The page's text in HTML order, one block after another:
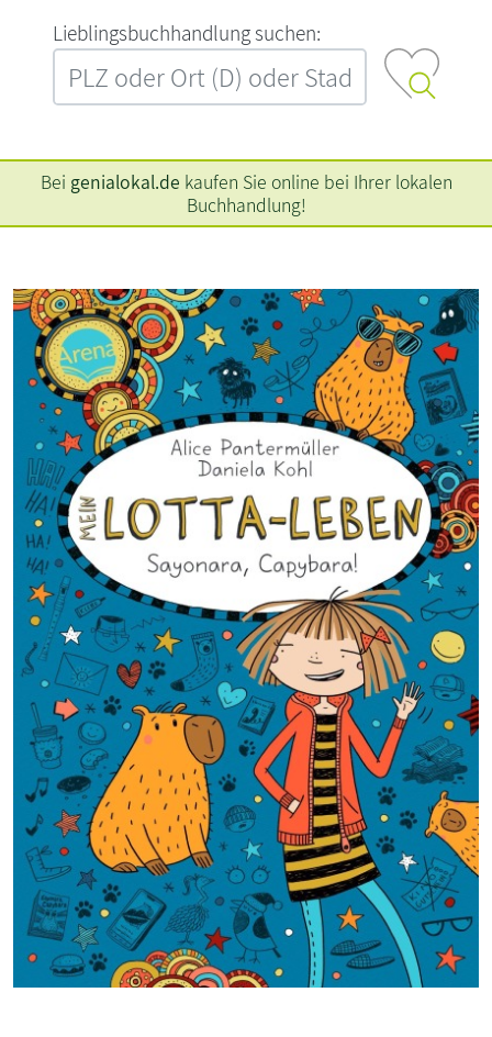
L‍i‍e‍b‍l‍i‍n‍g‍s‍b‍u‍c‍h‍h‍a‍n‍d‍l‍u‍n‍g‍ ‍s‍u‍c‍h‍e‍n‍:‍
Bei genialokal.de kaufen Sie online bei Ihrer lokalen
Buchhandlung!